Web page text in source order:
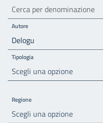
Autore
Tipologia
Scegli una opzione
Regione
Scegli una opzione